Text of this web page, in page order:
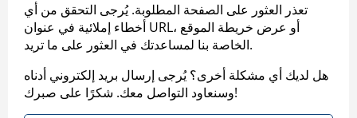
تعذر العثور على الصفحة المطلوبة. يُرجى التحقق من أي
أخطاء إملائية في عنوان URL، أو عرض خريطة الموقع
الخاصة بنا لمساعدتك في العثور على ما تريد.
هل لديك أي مشكلة أخرى؟ يُرجى إرسال بريد إلكتروني أدناه
وسنعاود التواصل معك. شكرًا على صبرك!